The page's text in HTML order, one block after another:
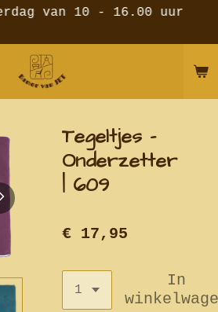
van 10 - 16.00 uur
Tegeltjes -
Onderzetter
| 609
€ 17,95
In